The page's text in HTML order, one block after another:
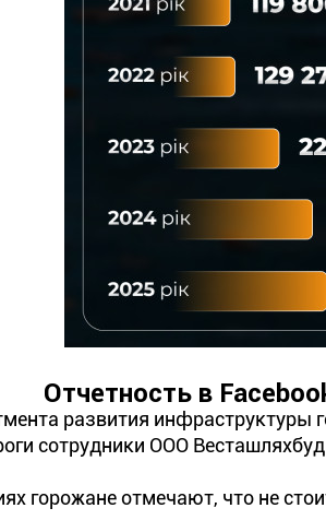
Отчетность в
развития
сотрудники ООО
горожане отмечают, что не